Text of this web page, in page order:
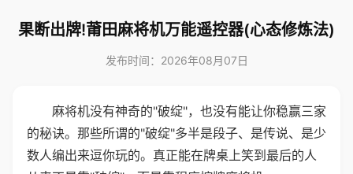
果断出牌!莆田麻将机万能遥控器(心态修炼法)
发布时间：2026年08月07日
麻将机没有神奇的"破绽"，也没有能让你稳赢三家
的秘诀。那些所谓的"破绽"多半是段子、是传说、是少
数人编出来逗你玩的。真正能在牌桌上笑到最后的人